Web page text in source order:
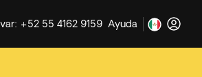
+52 55 4162 9159 Ayuda